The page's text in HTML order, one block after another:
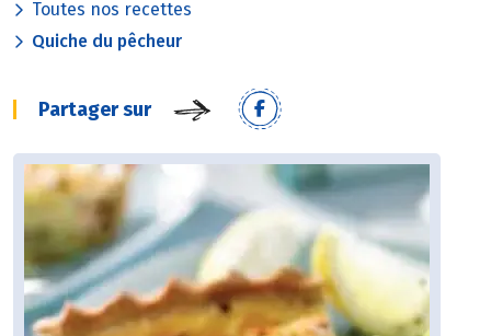
Toutes nos recettes
Quiche du pêcheur
Partager sur